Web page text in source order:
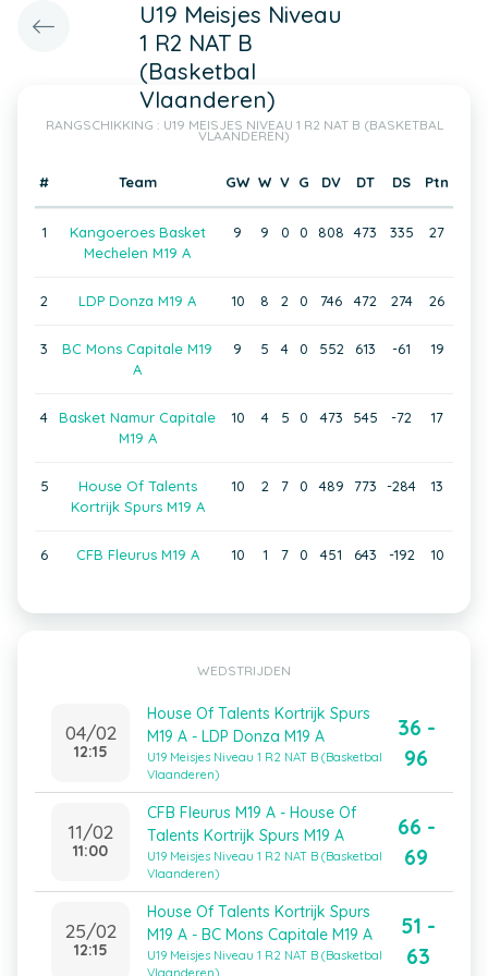
U19 Meisjes Niveau
1 R2 NAT B
(Basketbal
Vlaanderen)
RANGSCHIKKING : U19 MEISJES NIVEAU 1 R2 NAT B (BASKETBAL
VLAANDEREN)
# Team GW W V G DV DT DS Ptn
1
Kangoeroes Basket
Mechelen M19 A
9 9 0 0 808 473 335 27
2 LDP Donza M19 A 10 8 2 0 746 472 274 26
3
BC Mons Capitale M19
A
9 5 4 0 552 613 -61 19
4
Basket Namur Capitale
M19 A
10 4 5 0 473 545 -72 17
5
House Of Talents
Kortrijk Spurs M19 A
10 2 7 0 489 773 -284 13
6 CFB Fleurus M19 A 10 1 7 0 451 643 -192 10
WEDSTRIJDEN
04/02
12:15
House Of Talents Kortrijk Spurs
M19 A - LDP Donza M19 A
U19 Meisjes Niveau 1 R2 NAT B (Basketbal
Vlaanderen)
36 -
96
11/02
11:00
CFB Fleurus M19 A - House Of
Talents Kortrijk Spurs M19 A
U19 Meisjes Niveau 1 R2 NAT B (Basketbal
Vlaanderen)
66 -
69
25/02
12:15
House Of Talents Kortrijk Spurs
M19 A - BC Mons Capitale M19 A
U19 Meisjes Niveau 1 R2 NAT B (Basketbal
Vlaanderen)
51 -
63